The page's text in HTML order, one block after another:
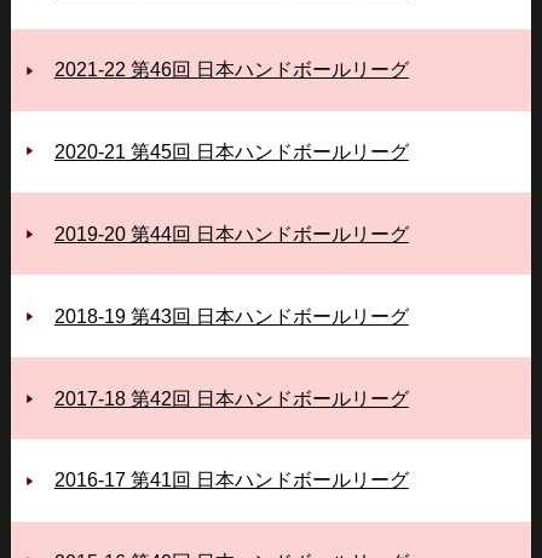
2021-22 第46回 日本ハンドボールリーグ
2020-21 第45回 日本ハンドボールリーグ
2019-20 第44回 日本ハンドボールリーグ
2018-19 第43回 日本ハンドボールリーグ
2017-18 第42回 日本ハンドボールリーグ
2016-17 第41回 日本ハンドボールリーグ